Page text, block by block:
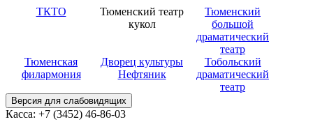
ТКТО
Тюменский театр
кукол
Тюменский
большой
драматический
театр
Тюменская
филармония
Дворец культуры
Нефтяник
Тобольский
драматический
театр
Версия для слабовидящих
Касса: +7 (3452) 46-86-03